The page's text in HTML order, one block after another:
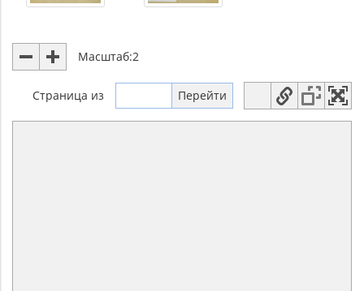
Масштаб:2
Страница из